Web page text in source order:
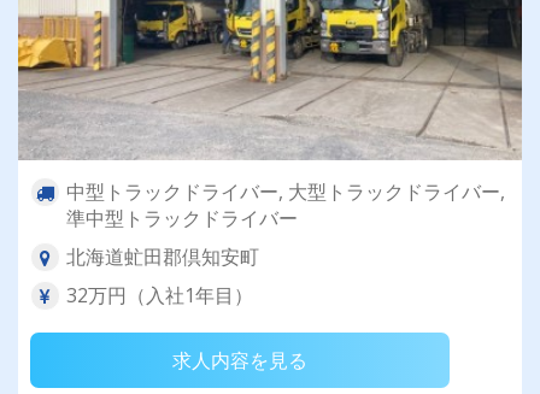
中型トラックドライバー, 大型トラックドライバー,
準中型トラックドライバー
北海道虻田郡倶知安町
32万円（入社1年目）
求人内容を見る